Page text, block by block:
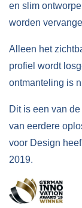
en slim
worden
Alleen het
profiel wordt
ontmanteling is
Dit is een van
van eerdere
voor Design
2019.